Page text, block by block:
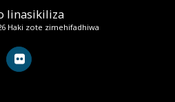
linasikiliza
Haki zote zimehifadhiwa